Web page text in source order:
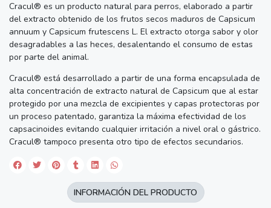
Cracul® es un producto natural para perros, elaborado a partir
del extracto obtenido de los frutos secos maduros de Capsicum
annuum y Capsicum frutescens L. El extracto otorga sabor y olor
desagradables a las heces, desalentando el consumo de estas
por parte del animal.
Cracul® está desarrollado a partir de una forma encapsulada de
alta concentración de extracto natural de Capsicum que al estar
protegido por una mezcla de excipientes y capas protectoras por
un proceso patentado, garantiza la máxima efectividad de los
capsacinoides evitando cualquier irritación a nivel oral o gástrico.
Cracul® tampoco presenta otro tipo de efectos secundarios.
INFORMACIÓN DEL PRODUCTO